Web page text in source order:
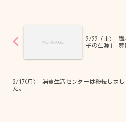
2/22（土） 講
子の生涯」 募
3/17(月） 消費生活センターは移転しまし
た。